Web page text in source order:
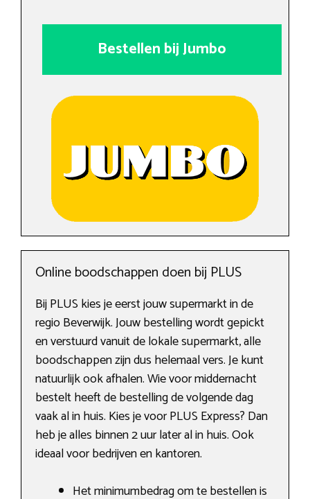
Bestellen bij Jumbo
Online boodschappen doen bij PLUS
Bij PLUS kies je eerst jouw supermarkt in de
regio Beverwijk. Jouw bestelling wordt gepickt
en verstuurd vanuit de lokale supermarkt, alle
boodschappen zijn dus helemaal vers. Je kunt
natuurlijk ook afhalen. Wie voor middernacht
bestelt heeft de bestelling de volgende dag
vaak al in huis. Kies je voor PLUS Express? Dan
heb je alles binnen 2 uur later al in huis. Ook
ideaal voor bedrijven en kantoren.
Het minimumbedrag om te bestellen is